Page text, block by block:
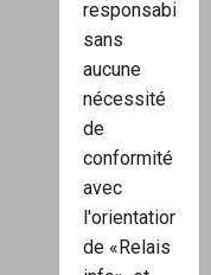
responsabilité,
sans
aucune
nécessité
de
conformité
avec
l'orientation
de «Relais